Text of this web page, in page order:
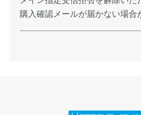
購入確認メールが届かない場合